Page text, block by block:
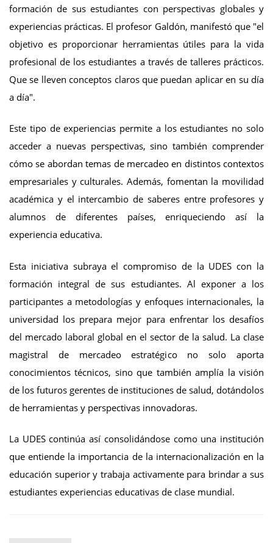
formación de sus estudiantes con perspectivas globales y
experiencias prácticas. El profesor Galdón, manifestó que "el
objetivo es proporcionar herramientas útiles para la vida
profesional de los estudiantes a través de talleres prácticos.
Que se lleven conceptos claros que puedan aplicar en su día
a día".
Este tipo de experiencias permite a los estudiantes no solo
acceder a nuevas perspectivas, sino también comprender
cómo se abordan temas de mercadeo en distintos contextos
empresariales y culturales. Además, fomentan la movilidad
académica y el intercambio de saberes entre profesores y
alumnos de diferentes países, enriqueciendo así la
experiencia educativa.
Esta iniciativa subraya el compromiso de la UDES con la
formación integral de sus estudiantes. Al exponer a los
participantes a metodologías y enfoques internacionales, la
universidad los prepara mejor para enfrentar los desafíos
del mercado laboral global en el sector de la salud. La clase
magistral de mercadeo estratégico no solo aporta
conocimientos técnicos, sino que también amplía la visión
de los futuros gerentes de instituciones de salud, dotándolos
de herramientas y perspectivas innovadoras.
La UDES continúa así consolidándose como una institución
que entiende la importancia de la internacionalización en la
educación superior y trabaja activamente para brindar a sus
estudiantes experiencias educativas de clase mundial.